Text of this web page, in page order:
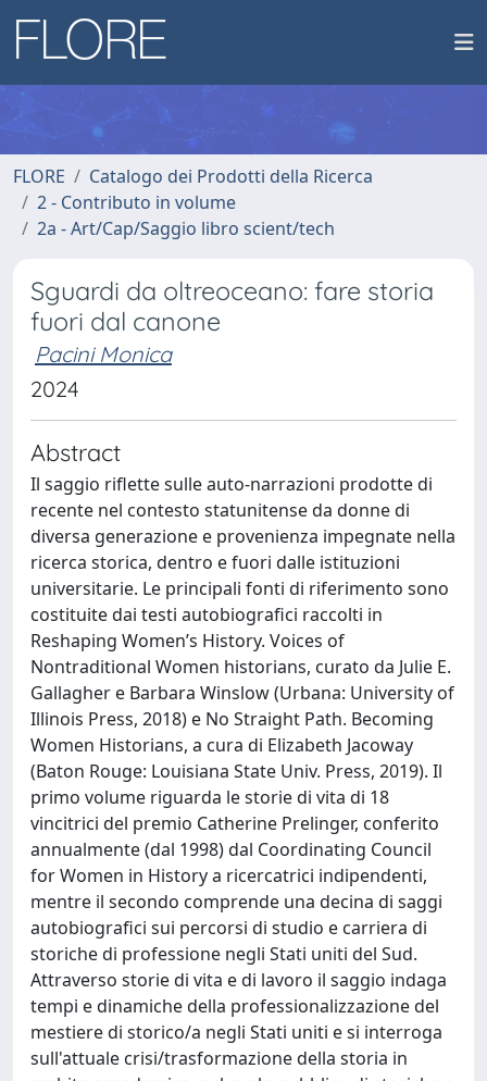
FLORE
Catalogo dei Prodotti della Ricerca
2 - Contributo in volume
2a - Art/Cap/Saggio libro scient/tech
Sguardi da oltreoceano: fare storia
fuori dal canone
Pacini Monica
2024
Abstract
Il saggio riflette sulle auto-narrazioni prodotte di
recente nel contesto statunitense da donne di
diversa generazione e provenienza impegnate nella
ricerca storica, dentro e fuori dalle istituzioni
universitarie. Le principali fonti di riferimento sono
costituite dai testi autobiografici raccolti in
Reshaping Women’s History. Voices of
Nontraditional Women historians, curato da Julie E.
Gallagher e Barbara Winslow (Urbana: University of
Illinois Press, 2018) e No Straight Path. Becoming
Women Historians, a cura di Elizabeth Jacoway
(Baton Rouge: Louisiana State Univ. Press, 2019). Il
primo volume riguarda le storie di vita di 18
vincitrici del premio Catherine Prelinger, conferito
annualmente (dal 1998) dal Coordinating Council
for Women in History a ricercatrici indipendenti,
mentre il secondo comprende una decina di saggi
autobiografici sui percorsi di studio e carriera di
storiche di professione negli Stati uniti del Sud.
Attraverso storie di vita e di lavoro il saggio indaga
tempi e dinamiche della professionalizzazione del
mestiere di storico/a negli Stati uniti e si interroga
sull'attuale crisi/trasformazione della storia in